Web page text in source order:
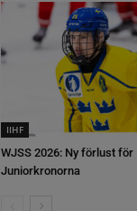
IIHF
WJSS 2026: Ny förlust för
Juniorkronorna